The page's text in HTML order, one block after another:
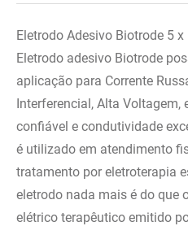
Eletrodo Adesivo Biotrode 5
Eletrodo adesivo Biotrode
aplicação para Corrente
Interferencial, Alta Voltagem,
confiável e condutividade
é utilizado em atendimento
tratamento por eletroterapia
eletrodo nada mais é do que
elétrico terapêutico emitido